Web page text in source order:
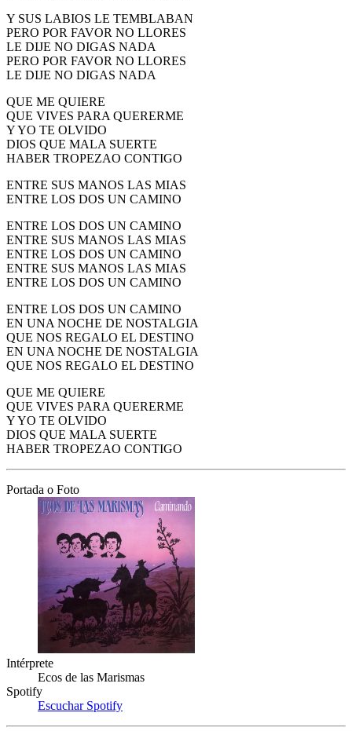
Y SUS LABIOS LE TEMBLABAN
PERO POR FAVOR NO LLORES
LE DIJE NO DIGAS NADA
PERO POR FAVOR NO LLORES
LE DIJE NO DIGAS NADA
QUE ME QUIERE
QUE VIVES PARA QUERERME
Y YO TE OLVIDO
DIOS QUE MALA SUERTE
HABER TROPEZAO CONTIGO
ENTRE SUS MANOS LAS MIAS
ENTRE LOS DOS UN CAMINO
ENTRE LOS DOS UN CAMINO
ENTRE SUS MANOS LAS MIAS
ENTRE LOS DOS UN CAMINO
ENTRE SUS MANOS LAS MIAS
ENTRE LOS DOS UN CAMINO
ENTRE LOS DOS UN CAMINO
EN UNA NOCHE DE NOSTALGIA
QUE NOS REGALO EL DESTINO
EN UNA NOCHE DE NOSTALGIA
QUE NOS REGALO EL DESTINO
QUE ME QUIERE
QUE VIVES PARA QUERERME
Y YO TE OLVIDO
DIOS QUE MALA SUERTE
HABER TROPEZAO CONTIGO
Portada o Foto
Intérprete
Ecos de las Marismas
Spotify
Escuchar Spotify